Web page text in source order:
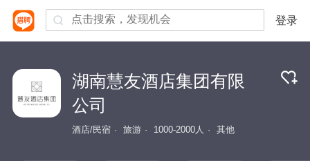
登录
湖南慧友酒店集团有限
公司
酒店/民宿 旅游 1000-2000人 其他